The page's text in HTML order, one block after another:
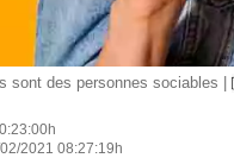
sont des personnes sociables |
2021 08:27:19h